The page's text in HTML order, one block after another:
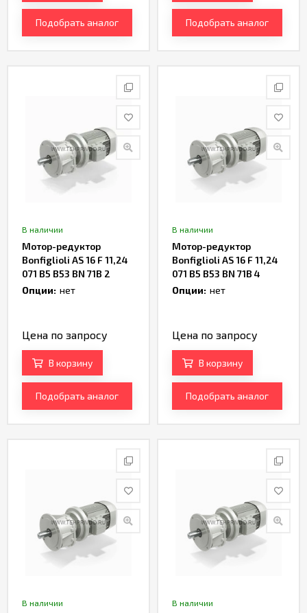
Подобрать аналог Подобрать аналог
В наличии
Мотор-редуктор
Bonfiglioli AS 16 F 11,24
071 B5 B53 BN 71B 2
Артикул TH238375
Опции: нет
Цена по запросу
В корзину
Подобрать аналог
В наличии
Мотор-редуктор
Bonfiglioli AS 16 F 11,24
071 B5 B53 BN 71B 4
Артикул TH237223
Опции: нет
Цена по запросу
В корзину
Подобрать аналог
В наличии В наличии